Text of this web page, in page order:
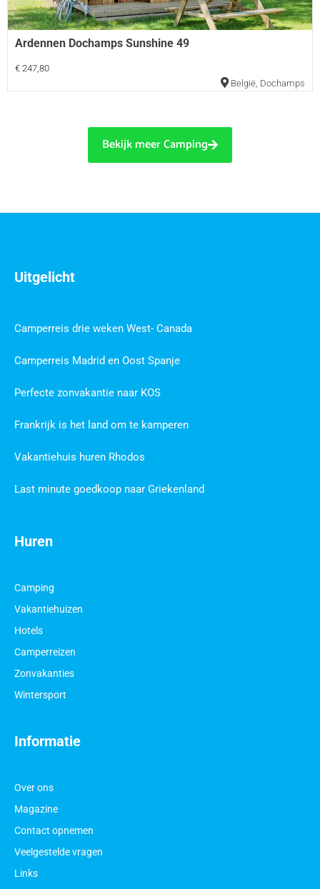
Ardennen Dochamps Sunshine 49
€ 247,80
België Dochamps
Bekijk meer Camping
Informatie
Over ons
Magazine
Contact opnemen
Veelgestelde vragen
Links
Huren
Camping
Vakantiehuizen
Hotels
Camperreizen
Zonvakanties
Wintersport
Uitgelicht
Camperreis drie weken West- Canada
Camperreis Madrid en Oost Spanje
Perfecte zonvakantie naar KOS
Frankrijk is het land om te kamperen
Vakantiehuis huren Rhodos
Last minute goedkoop naar Griekenland